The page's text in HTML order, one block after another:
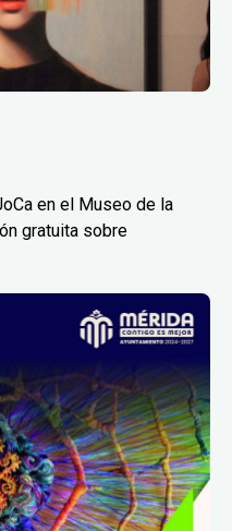
en el Museo de la
gratuita sobre